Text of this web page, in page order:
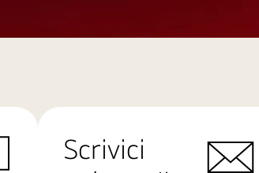
Scrivici